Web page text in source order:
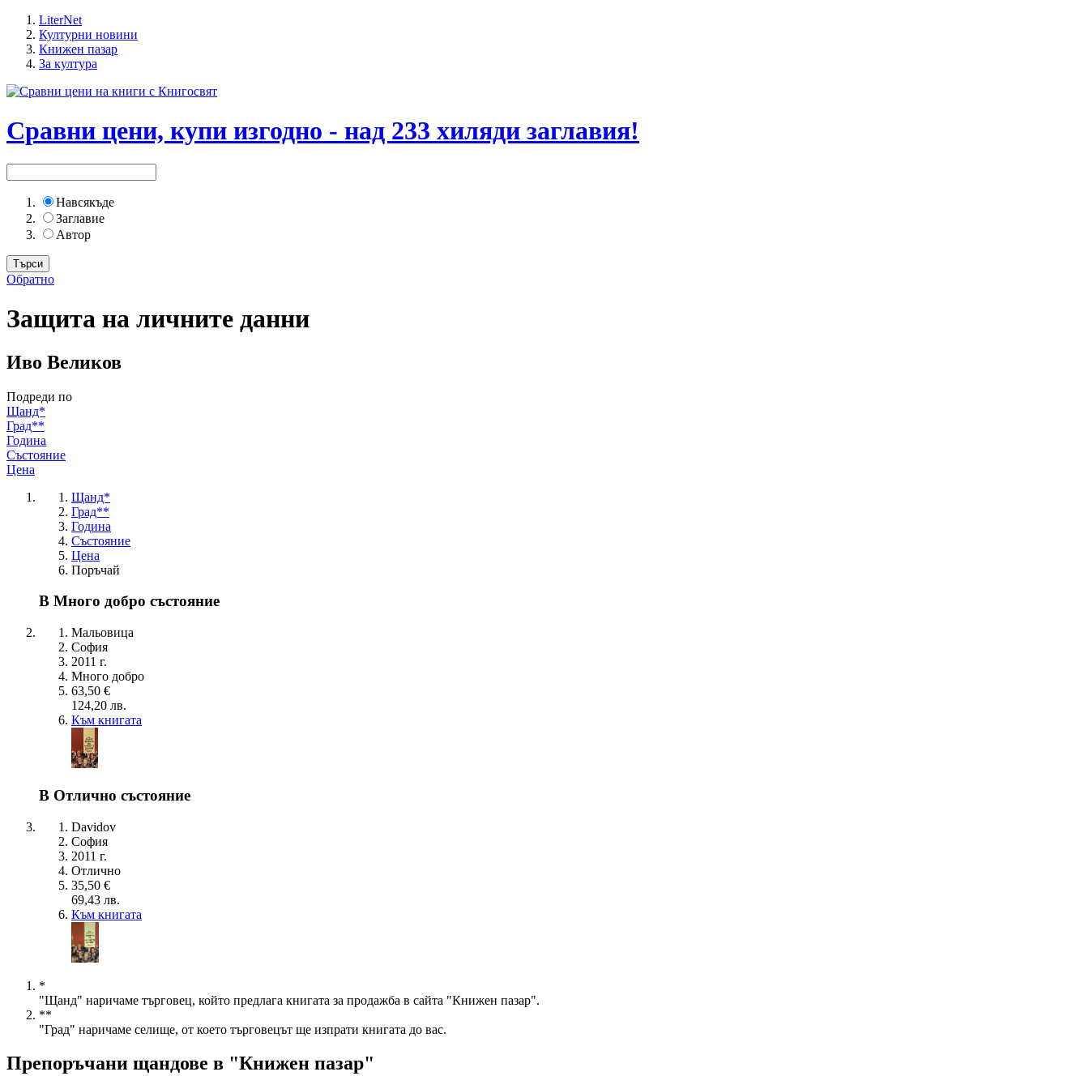
LiterNet
Културни новини
Книжен пазар
За култура
Сравни цени, купи изгодно - над 233 хиляди заглавия!
Навсякъде
Заглавие
Автор
Обратно
Защита на личните данни
Иво Великов
Подреди по
Щанд*
Град**
Година
Състояние
Цена
Щанд*
Град**
Година
Състояние
Цена
Поръчай
В Много добро състояние
Мальовица
София
2011 г.
Много добро
63,50 €
124,20 лв.
Към книгата
В Отлично състояние
Davidov
София
2011 г.
Отлично
35,50 €
69,43 лв.
Към книгата
*
"Щанд" наричаме търговец, който предлага книгата за продажба в сайта "Книжен пазар".
**
"Град" наричаме селище, от което търговецът ще изпрати книгата до вас.
Препоръчани щандове в "Книжен пазар"